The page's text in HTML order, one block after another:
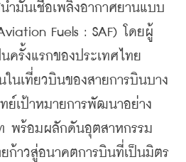
ำมันเชื้อเพลิงอากาศยานแบบ
Fuels : SAF) โดยผู้
ครั้งแรกของประเทศไทย
นเที่ยวบินของสายการบินบาง
ย์เป้าหมายการพัฒนาอย่าง
พร้อมผลักดันอุตสาหกรรม
ก้าวสู่อนาคตการบินที่เป็นมิตร